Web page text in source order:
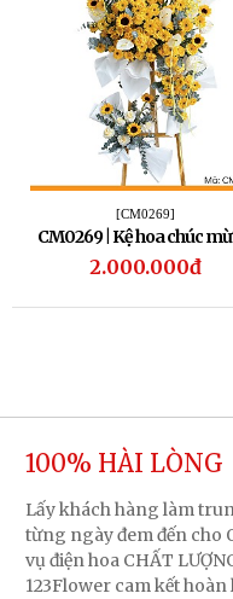
[CM0269]
​CM0269 | Kệ hoa chúc
269
2.000.000đ
100% HÀI LÒNG
Lấy khách hàng làm
từng ngày đem đến cho
vụ điện hoa CHẤT
123Flower cam kết hoàn